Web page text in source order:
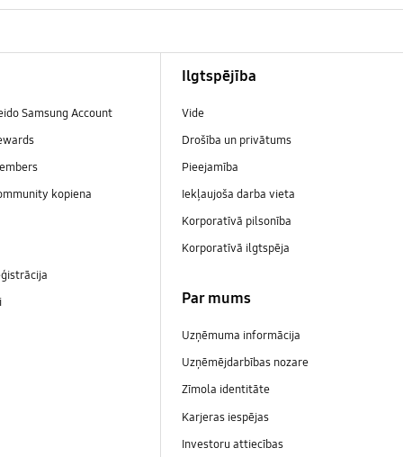
Samsung Account
kopiena
Ilgtspējība
Vide
Drošība un privātums
Pieejamība
Iekļaujoša darba vieta
Korporatīvā pilsonība
Korporatīvā ilgtspēja
Par mums
Uzņēmuma informācija
Uzņēmējdarbības nozare
Zīmola identitāte
Karjeras iespējas
Investoru attiecības